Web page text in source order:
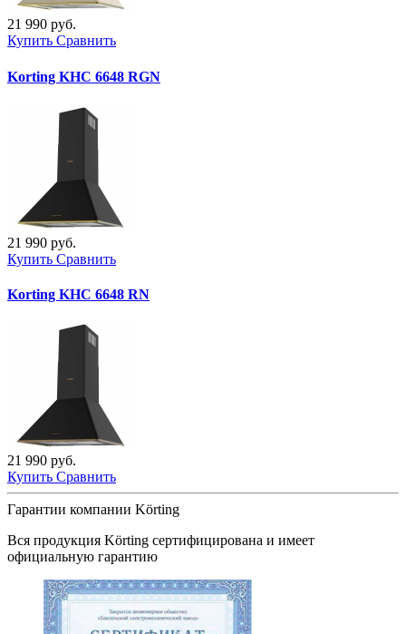
21 990 руб.
Купить Сравнить
Korting KHC 6648 RGN
21 990 руб.
Купить Сравнить
Korting KHC 6648 RN
21 990 руб.
Купить Сравнить
Гарантии компании Körting
Вся продукция Körting сертифицирована и имеет
официальную гарантию